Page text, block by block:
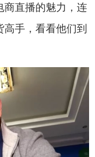
商直播的魅力，连
手，看看他们到